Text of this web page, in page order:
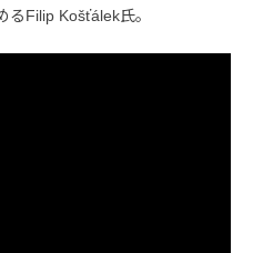
るFilip Košťálek氏。